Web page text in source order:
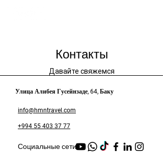
Контакты
Давайте свяжемся
Улица Алибея Гусейнзаде, 64, Баку
info@hmntravel.com
+994 55 403 37 77
Социальные сети